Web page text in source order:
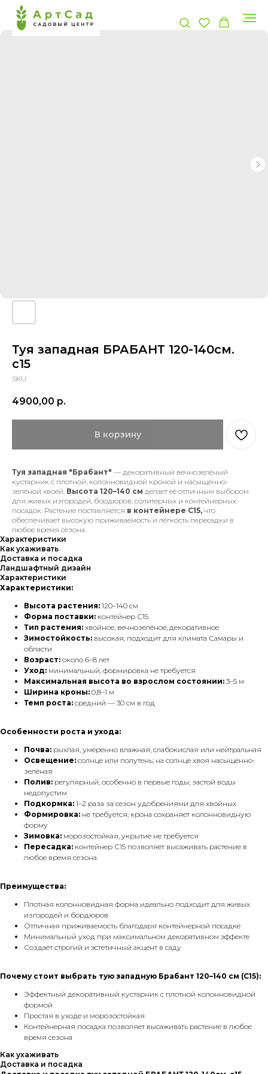
Туя западная БРАБАНТ 120-140см.
с15
SKU:
4900,00 р.
В корзину
Туя западная "Брабант" — декоративный вечнозелёный
кустарник с плотной, колонновидной кроной и насыщенно-
зелёной хвоей. Высота 120–140 см делает её отличным выбором
для живых изгородей, бордюров, солитерных и контейнерных
посадок. Растение поставляется в контейнере С15, что
обеспечивает высокую приживаемость и лёгкость пересадки в
любое время сезона.
Характеристики
Как ухаживать
Доставка и посадка
Ландшафтный дизайн
Характеристики
Характеристики:
Высота растения: 120–140 см
Форма поставки: контейнер С15
Тип растения: хвойное, вечнозелёное, декоративное
Зимостойкость: высокая, подходит для климата Самары и
области
Возраст: около 6–8 лет
Уход: минимальный, формировка не требуется
Максимальная высота во взрослом состоянии: 3–5 м
Ширина кроны: 0,8–1 м
Темп роста: средний — 30 см в год
Особенности роста и ухода:
Почва: рыхлая, умеренно влажная, слабокислая или нейтральная
Освещение: солнце или полутень; на солнце хвоя насыщенно-
зелёная
Полив: регулярный, особенно в первые годы; застой воды
недопустим
Подкормка: 1–2 раза за сезон удобрениями для хвойных
Формировка: не требуется; крона сохраняет колонновидную
форму
Зимовка: морозостойкая, укрытие не требуется
Пересадка: контейнер С15 позволяет высаживать растение в
любое время сезона
Преимущества:
Плотная колонновидная форма идеально подходит для живых
изгородей и бордюров
Отличная приживаемость благодаря контейнерной посадке
Минимальный уход при максимальном декоративном эффекте
Создаёт строгий и эстетичный акцент в саду
Почему стоит выбрать тую западную Брабант 120–140 см (С15):
Эффектный декоративный кустарник с плотной колонновидной
формой
Простая в уходе и морозостойкая
Контейнерная посадка позволяет высаживать растение в любое
время сезона
Как ухаживать
Доставка и посадка